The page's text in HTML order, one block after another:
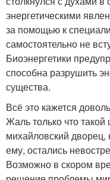
энергетическими
за помощью к
самостоятельно не
Биоэнергетики
способна разрушить
существа.
Всё это кажется
Жаль только что
михайловский дворец,
ему, остались
Возможно в скором